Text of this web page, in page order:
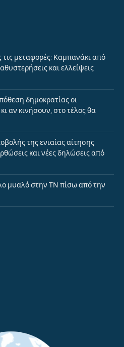
μεταφορές: Καμπανάκι από
και ελλείψεις
δημοκρατίας οι
αν κινήσουν, στο τέλος θα
της ενιαίας αίτησης
και νέες δηλώσεις από
μυαλό στην ΤΝ πίσω από την